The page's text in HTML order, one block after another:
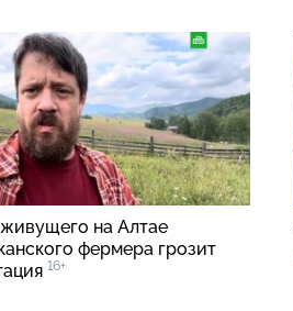
на Алтае
фермера грозит
16+